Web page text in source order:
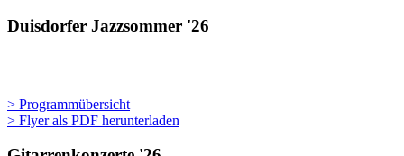
Duisdorfer Jazzsommer '26
> Programmübersicht
> Flyer als PDF herunterladen